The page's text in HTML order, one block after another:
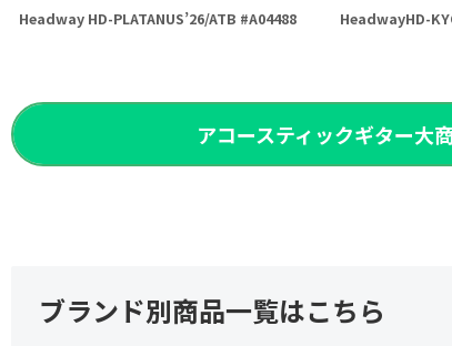
Headway HD-PLATANUS’26/ATB #A04488 HeadwayHD-
アコースティックギター大
ブランド別商品一覧はこちら